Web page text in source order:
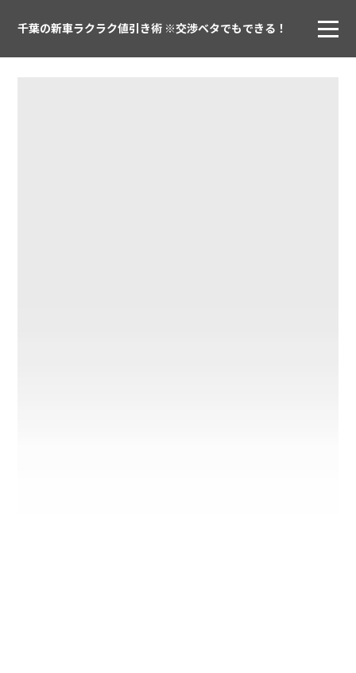
千葉の新車ラクラク値引き術 ※交渉ベタでもできる！